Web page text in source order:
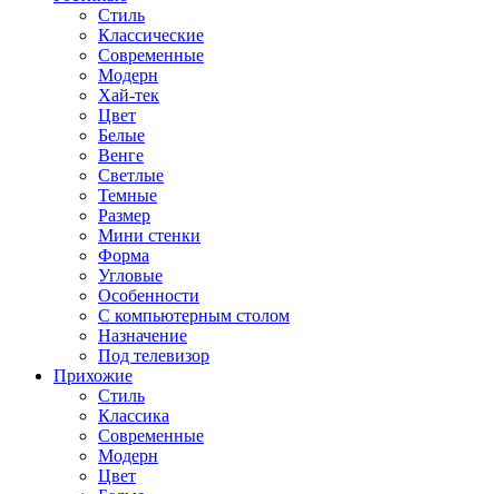
Стиль
Классические
Современные
Модерн
Хай-тек
Цвет
Белые
Венге
Светлые
Темные
Размер
Мини стенки
Форма
Угловые
Особенности
С компьютерным столом
Назначение
Под телевизор
Прихожие
Стиль
Классика
Современные
Модерн
Цвет